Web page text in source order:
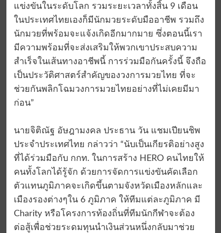
แข่งขันในระดับโลก รวมระยะเวลาทั้งสิ้น 9 เดือน
ในประเทศไทยเองก็มีนักมวยระดับมืออาชีพ รวมถึง
นักมวยที่พร้อมจะแจ้งเกิดอีกมากมาย ซึ่งตอนนี้เรา
มีความพร้อมที่จะส่งเสริมให้พวกเขาประสบความ
สำเร็จในเส้นทางอาชีพนี้ การร่วมมือกันครั้งนี้ จึงถือ
เป็นประวัติศาสตร์สำคัญของวงการมวยไทย ที่จะ
ช่วยกันพลิกโฉมวงการมวยไทยอย่างที่ไม่เคยมีมา
ก่อน”
นายจิติณัฐ อัษฎามงคล ประธาน วัน แชมเปียนชิพ
ประจำประเทศไทย กล่าวว่า “นับเป็นเกียรติอย่างสูง
ที่ได้ร่วมมือกับ กกท. ในการสร้าง HERO คนไทยให้
คนทั้งโลกได้รู้จัก ด้วยการจัดการแข่งขันคัดเลือก
ตัวแทนภูมิภาคจะเกิดขึ้นตามจังหวัดเมืองหลักและ
เมืองรองต่างๆใน 6 ภูมิภาค ให้ทีมแต่ละภูมิภาค มี
Charity หรือโครงการท้องถิ่นที่ทีมนักกีฬาจะต้อง
ต่อสู้เพื่อช่วยระดมทุนนำเงินส่วนหนึ่งกลับมาช่วย